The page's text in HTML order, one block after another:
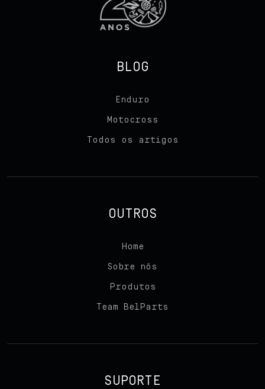
Início
Sobre nós
Produtos
Seja um revendedor
Blog
Contato
BLOG
Enduro
Motocross
Todos os artigos
OUTROS
Home
Sobre nós
Produtos
Team BelParts
SUPORTE